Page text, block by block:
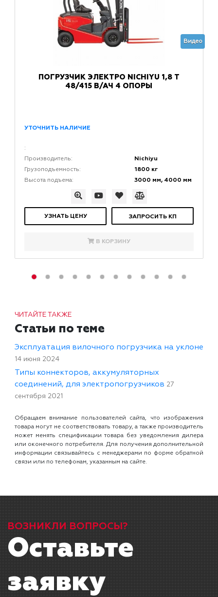
Видео
ПОГРУЗЧИК ЭЛЕКТРО NICHIYU 1,8 Т
48/415 В/АЧ 4 ОПОРЫ
УТОЧНИТЬ НАЛИЧИЕ
:
Производитель:
Nichiyu
Грузоподъемность: 1800 кг
Высота подъема: 3000 мм, 4000 мм
УЗНАТЬ ЦЕНУ ЗАПРОСИТЬ КП
В КОРЗИНУ
ЧИТАЙТЕ ТАКЖЕ
Статьи по теме
Эксплуатация вилочного погрузчика на уклоне
14 июня 2024
Типы коннекторов, аккумуляторных
соединений, для электропогрузчиков 27
сентября 2021
Обращаем внимание пользователей сайта, что изображения
товара могут не соответствовать товару, а также производитель
может менять спецификации товара без уведомления дилера
или оконечного потребителя. Для получения дополнительной
информации связывайтесь с менеджерами по форме обратной
связи или по телефонам, указанным на сайте.
ВОЗНИКЛИ ВОПРОСЫ?
Оставьте
заявку